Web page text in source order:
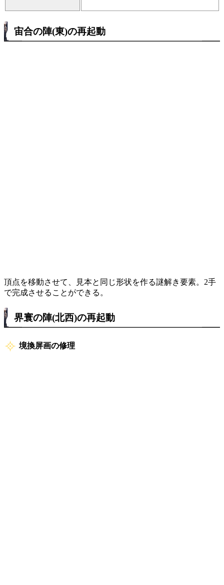
宙合の陣(東)の再起動
頂点を移動させて、見本と同じ形状を作る謎解き要素。2手
で完成させることができる。
界寰の陣(北西)の再起動
境換屏画の修理